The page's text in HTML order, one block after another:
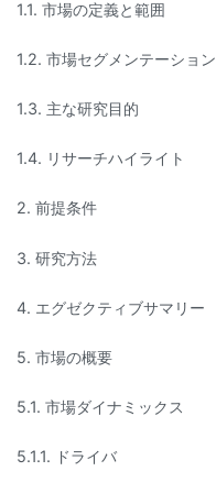
1.1. 市場の定義と範囲
1.2. 市場セグメンテーション
1.3. 主な研究目的
1.4. リサーチハイライト
2. 前提条件
3. 研究方法
4. エグゼクティブサマリー
5. 市場の概要
5.1. 市場ダイナミックス
5.1.1. ドライバ